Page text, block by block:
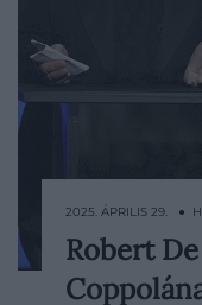
Bár Robert De
részében
2025. ÁPRILIS 29. ●
Robert